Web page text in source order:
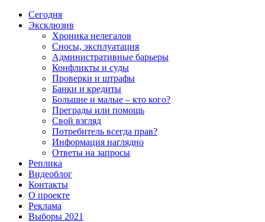
Сегодня
Эксклюзив
Хроника нелегалов
Сносы, эксплуатация
Административные барьеры
Конфликты и суды
Проверки и штрафы
Банки и кредиты
Большие и малые – кто кого?
Преграды или помощь
Свой взгляд
Потребитель всегда прав?
Информация наглядно
Ответы на запросы
Реплика
Видеоблог
Контакты
О проекте
Реклама
Выборы 2021